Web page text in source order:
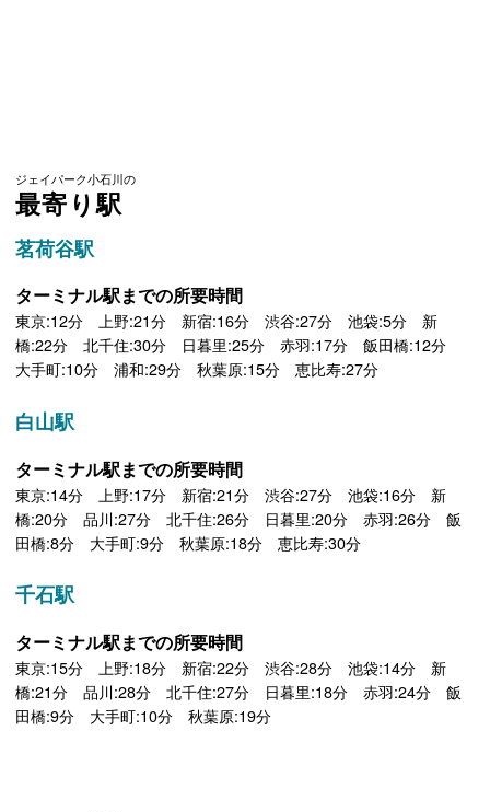
ジェイパーク小石川の
最寄り駅
茗荷谷駅
ターミナル駅までの所要時間
東京:12分 上野:21分 新宿:16分 渋谷:27分 池袋:5分 新
橋:22分 北千住:30分 日暮里:25分 赤羽:17分 飯田橋:12分
大手町:10分 浦和:29分 秋葉原:15分 恵比寿:27分
白山駅
ターミナル駅までの所要時間
東京:14分 上野:17分 新宿:21分 渋谷:27分 池袋:16分 新
橋:20分 品川:27分 北千住:26分 日暮里:20分 赤羽:26分 飯
田橋:8分 大手町:9分 秋葉原:18分 恵比寿:30分
千石駅
ターミナル駅までの所要時間
東京:15分 上野:18分 新宿:22分 渋谷:28分 池袋:14分 新
橋:21分 品川:28分 北千住:27分 日暮里:18分 赤羽:24分 飯
田橋:9分 大手町:10分 秋葉原:19分